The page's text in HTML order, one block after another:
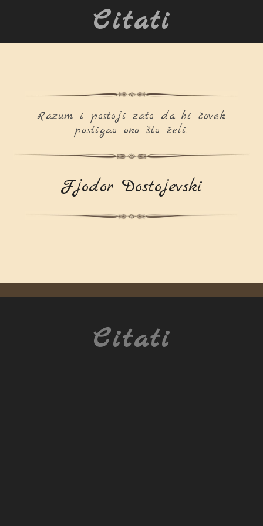
Citati
Razum i postoji zato da bi čovek
postigao ono što želi.
Fjodor Dostojevski
Citati